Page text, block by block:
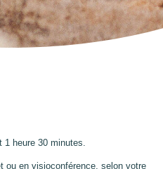
1 heure 30 minutes.
ou en visioconférence, selon votre